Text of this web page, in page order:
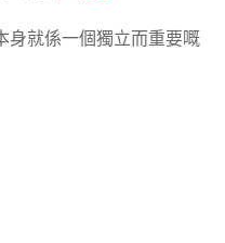
身就係一個獨立而重要嘅